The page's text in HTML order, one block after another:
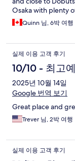
Osaka with plenty
Quinn 님, 6박 여행
실제 이용 고객 후기
10/10 - 최고
2025년 10월 14일
Google 번역 보기
Great place and
Trever 님, 2박 여행
실제 이용 고객 후기